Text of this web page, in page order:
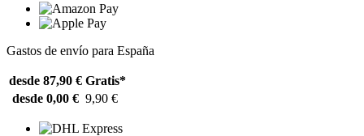
Gastos de envío para España
desde 87,90 € Gratis*
desde 0,00 € 9,90 €